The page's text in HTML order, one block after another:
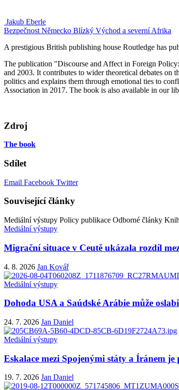
Jakub Eberle
Bezpečnost Německo Blízký Východ a severní Afrika
A prestigious British publishing house Routledge has
The publication "Discourse and Affect in Foreign
and 2003. It contributes to wider theoretical debates on
politics and explains them through emotional ties to
Association in 2017. The book is also available in our
Zdroj
The book
Sdílet
Email Facebook Twitter
Související články
Mediální výstupy Policy publikace Odborné články
Mediální výstupy
Migrační situace v Ceutě ukázala rozdíl
4. 8. 2026 Jan Kovář
Mediální výstupy
Dohoda USA a Saúdské Arábie může
24. 7. 2026 Jan Daniel
Mediální výstupy
Eskalace mezi Spojenými státy a Íránem
19. 7. 2026 Jan Daniel